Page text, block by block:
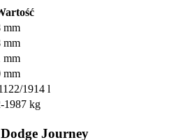
mm
mm
mm
mm
1914 l
1987 kg
Journey